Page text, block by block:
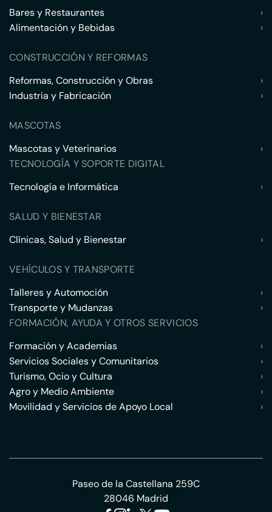
Bares y Restaurantes
›
Alimentación y Bebidas
›
CONSTRUCCIÓN Y REFORMAS
Reformas, Construcción y Obras
›
Industria y Fabricación
›
MASCOTAS
Mascotas y Veterinarios
›
TECNOLOGÍA Y SOPORTE DIGITAL
Tecnología e Informática
›
SALUD Y BIENESTAR
Clínicas, Salud y Bienestar
›
VEHÍCULOS Y TRANSPORTE
Talleres y Automoción
›
Transporte y Mudanzas
›
FORMACIÓN, AYUDA Y OTROS SERVICIOS
Formación y Academias
›
Servicios Sociales y Comunitarios
›
Turismo, Ocio y Cultura
›
Agro y Medio Ambiente
›
Movilidad y Servicios de Apoyo Local
›
Paseo de la Castellana 259C
28046 Madrid